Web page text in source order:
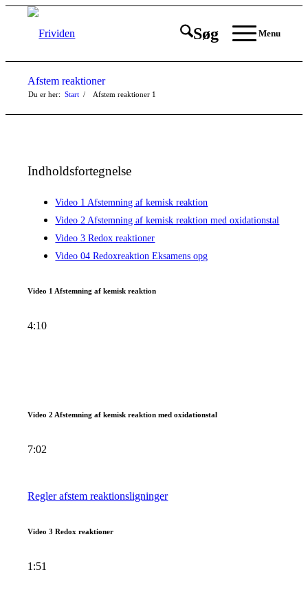
Søg Menu
Afstem reaktioner
Du er her: Start 1
/ Afstem reaktioner
Indholdsfortegnelse
Video 1 Afstemning af kemisk reaktion
Video 2 Afstemning af kemisk reaktion med oxidationstal
Video 3 Redox reaktioner
Video 04 Redoxreaktion Eksamens opg
Video 1 Afstemning af kemisk reaktion
4:10
Video 2 Afstemning af kemisk reaktion med oxidationstal
7:02
Regler afstem reaktionsligninger
Video 3 Redox reaktioner
1:51